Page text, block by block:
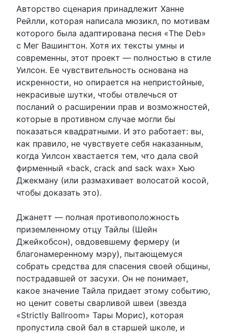
Авторство сценария принадлежит Ханне
Рейлли, которая написала мюзикл, по мотивам
которого была адаптирована песня «The Deb»
с Мег Вашингтон. Хотя их тексты умны и
современны, этот проект — полностью в стиле
Уилсон. Ее чувствительность основана на
искренности, но опирается на непристойные,
некрасивые шутки, чтобы отвлечься от
посланий о расширении прав и возможностей,
которые в противном случае могли бы
показаться квадратными. И это работает: вы,
как правило, не чувствуете себя наказанным,
когда Уилсон хвастается тем, что дала свой
фирменный «back, crack and sack wax» Хью
Джекману (или размахивает волосатой косой,
чтобы доказать это).
Джанетт — полная противоположность
приземленному отцу Тайлы (Шейн
Джейкобсон), овдовевшему фермеру (и
благонамеренному мэру), пытающемуся
собрать средства для спасения своей общины,
пострадавшей от засухи. Он не понимает,
какое значение Тайла придает этому событию,
но ценит советы сварливой швеи (звезда
«Strictly Ballroom» Тары Морис), которая
пропустила свой бал в старшей школе, и